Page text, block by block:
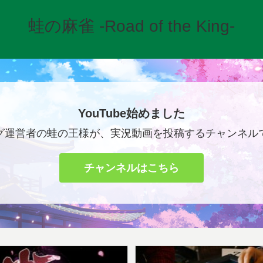
蛙の麻雀 -Road of the King-
YouTube始めました
運営者の蛙の王様が、実況動画を投稿するチャンネル
チャンネルはこちら